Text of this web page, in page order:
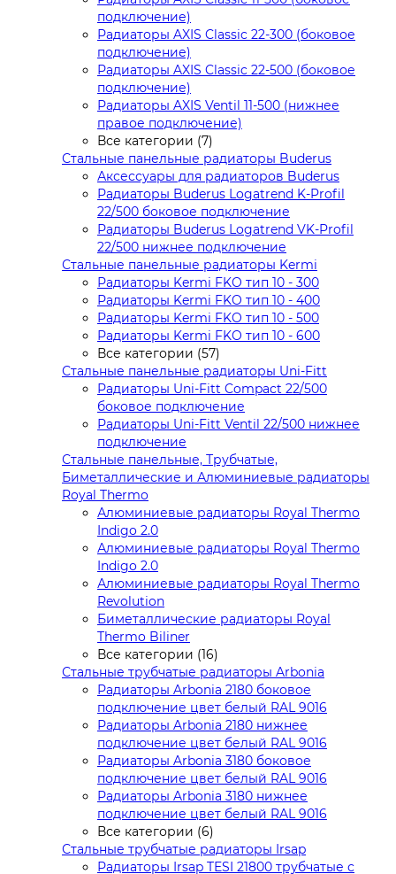
подключение)
Радиаторы AXIS Classic 22-300 (боковое
подключение)
Радиаторы AXIS Classic 22-500 (боковое
подключение)
Радиаторы AXIS Ventil 11-500 (нижнее
правое подключение)
Все категории (7)
Стальные панельные радиаторы Buderus
Аксессуары для радиаторов Buderus
Радиаторы Buderus Logatrend K-Profil
22/500 боковое подключение
Радиаторы Buderus Logatrend VK-Profil
22/500 нижнее подключение
Стальные панельные радиаторы Kermi
Радиаторы Kermi FKO тип 10 - 300
Радиаторы Kermi FKO тип 10 - 400
Радиаторы Kermi FKO тип 10 - 500
Радиаторы Kermi FKO тип 10 - 600
Все категории (57)
Стальные панельные радиаторы Uni-Fitt
Радиаторы Uni-Fitt Compact 22/500
боковое подключение
Радиаторы Uni-Fitt Ventil 22/500 нижнее
подключение
Стальные панельные, Трубчатые,
Биметаллические и Алюминиевые радиаторы
Royal Thermo
Алюминиевые радиаторы Royal Thermo
Indigo 2.0
Алюминиевые радиаторы Royal Thermo
Indigo 2.0
Алюминиевые радиаторы Royal Thermo
Revolution
Биметаллические радиаторы Royal
Thermo Biliner
Все категории (16)
Стальные трубчатые радиаторы Arbonia
Радиаторы Arbonia 2180 боковое
подключение цвет белый RAL 9016
Радиаторы Arbonia 2180 нижнее
подключение цвет белый RAL 9016
Радиаторы Arbonia 3180 боковое
подключение цвет белый RAL 9016
Радиаторы Arbonia 3180 нижнее
подключение цвет белый RAL 9016
Все категории (6)
Стальные трубчатые радиаторы Irsap
Радиаторы Irsap TESI 21800 трубчатые с